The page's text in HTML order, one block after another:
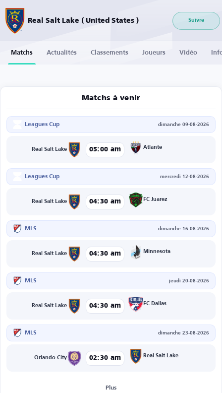
Real Salt Lake ( United States ) Suivre
Matchs Actualités Classements Joueurs Vidéo
Matchs à venir
Leagues Cup dimanche 09-08-2026
Real Salt Lake 05:00 am Atlante
Leagues Cup mercredi 12-08-2026
Real Salt Lake 04:30 am FC Juarez
MLS dimanche 16-08-2026
Real Salt Lake 04:30 am Minnesota
MLS jeudi 20-08-2026
Real Salt Lake 04:30 am FC Dallas
MLS dimanche 23-08-2026
Orlando City 02:30 am Real Salt Lake
Plus